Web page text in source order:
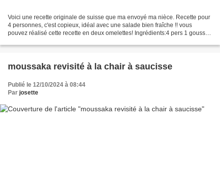
Voici une recette originale de suisse que ma envoyé ma nièce. Recette pour
4 personnes, c'est copieux, idéal avec une salade bien fraîche !! vous
pouvez réalisé cette recette en deux omelettes! Ingrédients:4 pers 1 gousse
moussaka revisité à la chair à saucisse
Publié le 12/10/2024 à 08:44
Par josette